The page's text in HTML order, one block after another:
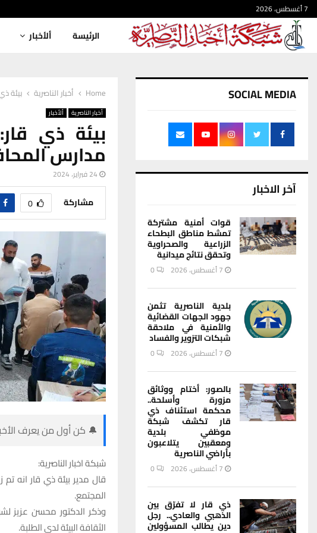
7 أغسطس، 2026
الرئيسة ألأخبار
Home أخبار الناصرية بيئة
أخبار الناصرية ألأخبار
بيئة ذي
مدارس
24 فبراير، 2024
مشاركة 0
🔔 كن أول من يعرف
شبكة اخبار الناصرية:
قال مدير بيئة ذي قار انه
المجتمع.
الثقافة البيئة لدى الطلبة.
SOCIAL MEDIA
آخر الاخبار
قوات أمنية مشتركة
تمشط مناطق البطحاء
الزراعية والصحراوية
وتحقق نتائج ميدانية
7 أغسطس، 2026 0
بلدية الناصرية تثمن
جهود الجهات القضائية
والأمنية في ملاحقة
شبكات التزوير والفساد
7 أغسطس، 2026 0
بالصور: أختام ووثائق
مزورة وأسلحة..
محكمة استئناف ذي
قار تكشف شبكة
موظفي بلدية
ومعقبين يتلاعبون
بأراضي الناصرية
7 أغسطس، 2026 0
ذي قار لا تفرّق بين
الذهبي والعادي.. رجل
دين يطالب المسؤولين